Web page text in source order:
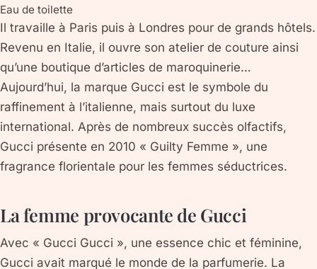
Eau de toilette
Il travaille à Paris puis à Londres pour de grands hôtels.
Revenu en Italie, il ouvre son atelier de couture ainsi
qu’une boutique d’articles de maroquinerie…
Aujourd’hui, la marque Gucci est le symbole du
raffinement à l’italienne, mais surtout du luxe
international. Après de nombreux succès olfactifs,
Gucci présente en 2010 « Guilty Femme », une
fragrance florientale pour les femmes séductrices.
La femme provocante de Gucci
Avec « Gucci Gucci », une essence chic et féminine,
Gucci avait marqué le monde de la parfumerie. La